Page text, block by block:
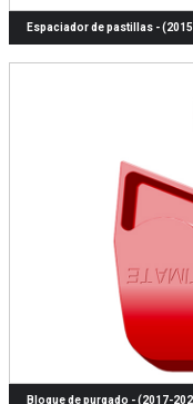
Espaciador de pastillas -
Bloque de purgado - (2017-